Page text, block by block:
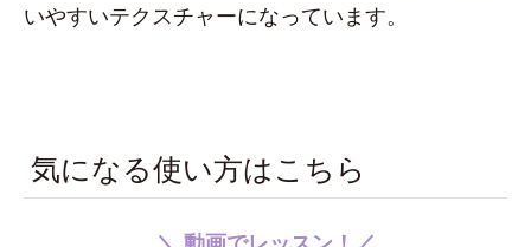
いやすいテクスチャーになっています。
気になる使い方はこちら